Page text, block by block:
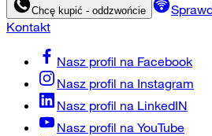
Chcę kupić - oddzwońcie
Kontakt
Nasz profil na Facebook
Nasz profil na Instagram
Nasz profil na LinkedIN
Nasz profil na YouTube